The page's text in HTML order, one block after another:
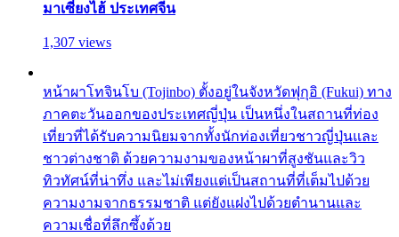
มาเซี่ยงไฮ้ ประเทศจีน
1,307 views
หน้าผาโทจินโบ (Tojinbo) ตั้งอยู่ในจังหวัดฟุกุอิ (Fukui) ทาง
ภาคตะวันออกของประเทศญี่ปุ่น เป็นหนึ่งในสถานที่ท่อง
เที่ยวที่ได้รับความนิยมจากทั้งนักท่องเที่ยวชาวญี่ปุ่นและ
ชาวต่างชาติ ด้วยความงามของหน้าผาที่สูงชันและวิว
ทิวทัศน์ที่น่าทึ่ง และไม่เพียงแต่เป็นสถานที่ที่เต็มไปด้วย
ความงามจากธรรมชาติ แต่ยังแฝงไปด้วยตำนานและ
ความเชื่อที่ลึกซึ้งด้วย